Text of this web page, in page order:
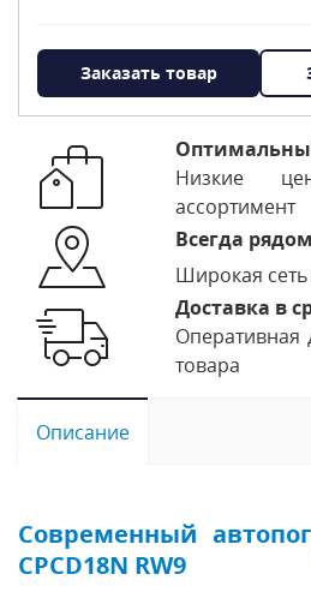
Заказать товар
Низкие
ассортимент
Всегда рядом
Широкая сеть
Доставка в
Оперативная
товара
Описание
Современный
CPCD18N RW9